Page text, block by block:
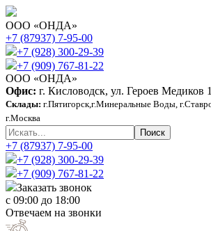
ООО «ОНДА»
+7 (87937) 7-95-00
+7 (928) 300-29-39
+7 (909) 767-81-22
ООО «ОНДА»
Офис: г. Кисловодск, ул. Героев Медиков
Склады: г.Пятигорск,г.Минеральные Воды,
г.Москва
+7 (87937) 7-95-00
+7 (928) 300-29-39
+7 (909) 767-81-22
Заказать звонок
с 09:00 до 18:00
Отвечаем на звонки